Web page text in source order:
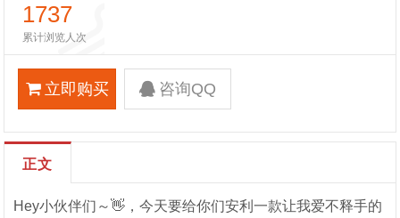
1737
累计浏览人次
立即购买 咨询QQ
正文
Hey小伙伴们～👋，今天要给你们安利一款让我爱不释手的